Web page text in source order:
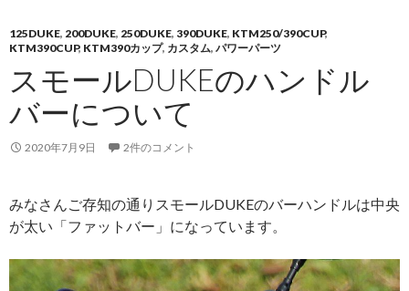
キ
ッ
プ
125DUKE, 200DUKE, 250DUKE, 390DUKE, KTM250/390CUP,
KTM390CUP, KTM390カップ, カスタム, パワーパーツ
スモールDUKEのハンドル
バーについて
2020年7月9日 2件のコメント
みなさんご存知の通りスモールDUKEのバーハンドルは中央
が太い「ファットバー」になっています。